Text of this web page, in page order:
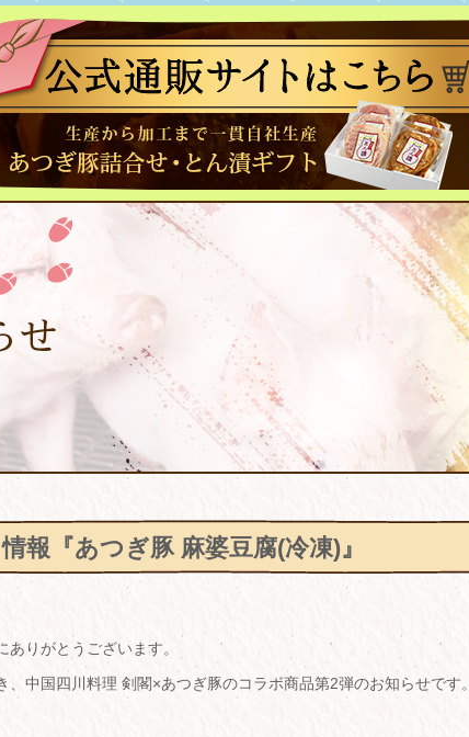
報『あつぎ豚 麻婆豆腐(冷凍)』
りがとうございます。
、中国四川料理 剣閣×あつぎ豚のコラボ商品第2弾のお知らせです。